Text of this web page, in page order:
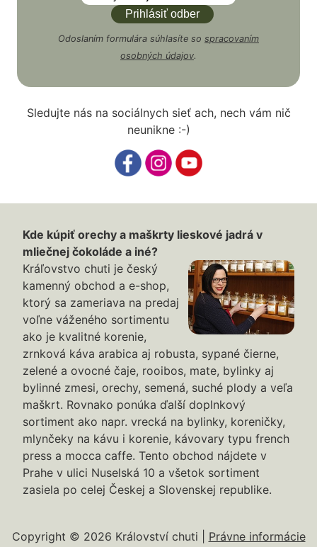
Odoslaním formulára súhlasíte so spracovaním
osobných údajov.
Sledujte nás na sociálnych sieť ach, nech vám nič
neunikne :-)
Kde kúpiť orechy a maškrty lieskové jadrá v
mliečnej čokoláde a iné?
Kráľovstvo chuti je český
kamenný obchod a e-shop,
ktorý sa zameriava na predaj
voľne váženého sortimentu
ako je kvalitné korenie,
zrnková káva arabica aj robusta, sypané čierne,
zelené a ovocné čaje, rooibos, mate, bylinky aj
bylinné zmesi, orechy, semená, suché plody a veľa
maškrt. Rovnako ponúka ďalší doplnkový
sortiment ako napr. vrecká na bylinky, koreničky,
mlynčeky na kávu i korenie, kávovary typu french
press a mocca caffe. Tento obchod nájdete v
Prahe v ulici Nuselská 10 a všetok sortiment
zasiela po celej Českej a Slovenskej republike.
Copyright © 2026 Království chuti | Právne informácie